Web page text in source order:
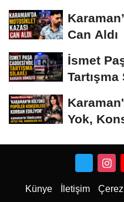
Can Aldı
İsmet
Yok,
Künye İletişim